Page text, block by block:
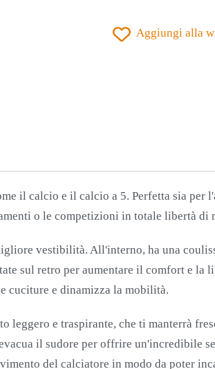
MANICA
Aggiungi alla
il calcio e il calcio a 5. Perfetta sia per
o le competizioni in totale libertà di
vestibilità. All'interno, ha una
sul retro per aumentare il comfort e la
cuciture e dinamizza la mobilità.
leggero e traspirante, che ti manterrà
il sudore per offrire un'incredibile
del calciatore in modo da poter